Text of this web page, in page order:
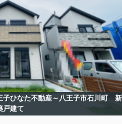
子ひなた不動産～八王子市石川町 新
戸建て